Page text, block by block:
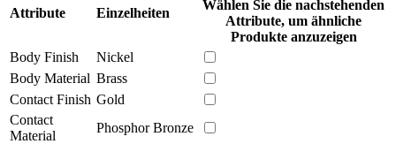
Attribute Einzelheiten
Wählen Sie die nachstehenden
Attribute, um ähnliche
Produkte anzuzeigen
Body Finish
Nickel
Body Material Brass
Contact Finish Gold
Contact
Material
Phosphor Bronze